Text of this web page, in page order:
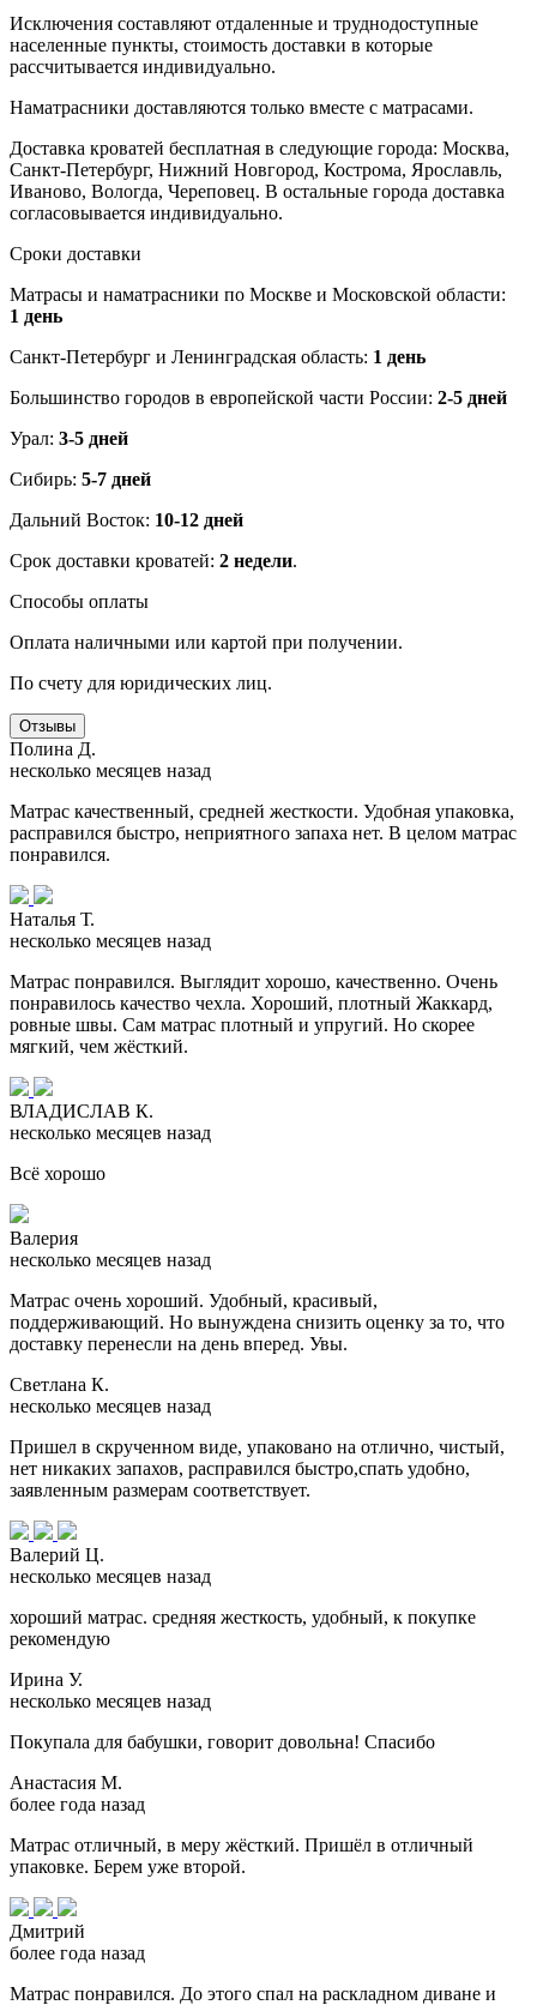
Исключения составляют отдаленные и труднодоступные
населенные пункты, стоимость доставки в которые
рассчитывается индивидуально.
Наматрасники доставляются только вместе с матрасами.
Доставка кроватей бесплатная в следующие города: Москва,
Санкт-Петербург, Нижний Новгород, Кострома, Ярославль,
Иваново, Вологда, Череповец. В остальные города доставка
согласовывается индивидуально.
Сроки доставки
Матрасы и наматрасники по Москве и Московской области:
1 день
Санкт-Петербург и Ленинградская область: 1 день
Большинство городов в европейской части России: 2-5 дней
Урал: 3-5 дней
Сибирь: 5-7 дней
Дальний Восток: 10-12 дней
Срок доставки кроватей: 2 недели.
Способы оплаты
Оплата наличными или картой при получении.
По счету для юридических лиц.
Отзывы
Полина Д.
несколько месяцев назад
Матрас качественный, средней жесткости. Удобная упаковка,
расправился быстро, неприятного запаха нет. В целом матрас
понравился.
Наталья Т.
несколько месяцев назад
Матрас понравился. Выглядит хорошо, качественно. Очень
понравилось качество чехла. Хороший, плотный Жаккард,
ровные швы. Сам матрас плотный и упругий. Но скорее
мягкий, чем жёсткий.
ВЛАДИСЛАВ К.
несколько месяцев назад
Всё хорошо
Валерия
несколько месяцев назад
Матрас очень хороший. Удобный, красивый,
поддерживающий. Но вынуждена снизить оценку за то, что
доставку перенесли на день вперед. Увы.
Светлана К.
несколько месяцев назад
Пришел в скрученном виде, упаковано на отлично, чистый,
нет никаких запахов, расправился быстро,спать удобно,
заявленным размерам соответствует.
Валерий Ц.
несколько месяцев назад
хороший матрас. средняя жесткость, удобный, к покупке
рекомендую
Ирина У.
несколько месяцев назад
Покупала для бабушки, говорит довольна! Спасибо
Анастасия М.
более года назад
Матрас отличный, в меру жёсткий. Пришёл в отличный
упаковке. Берем уже второй.
Дмитрий
более года назад
Матрас понравился. До этого спал на раскладном диване и